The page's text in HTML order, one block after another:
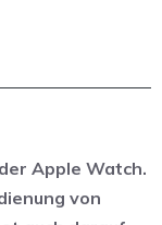
Apple Watch.
von